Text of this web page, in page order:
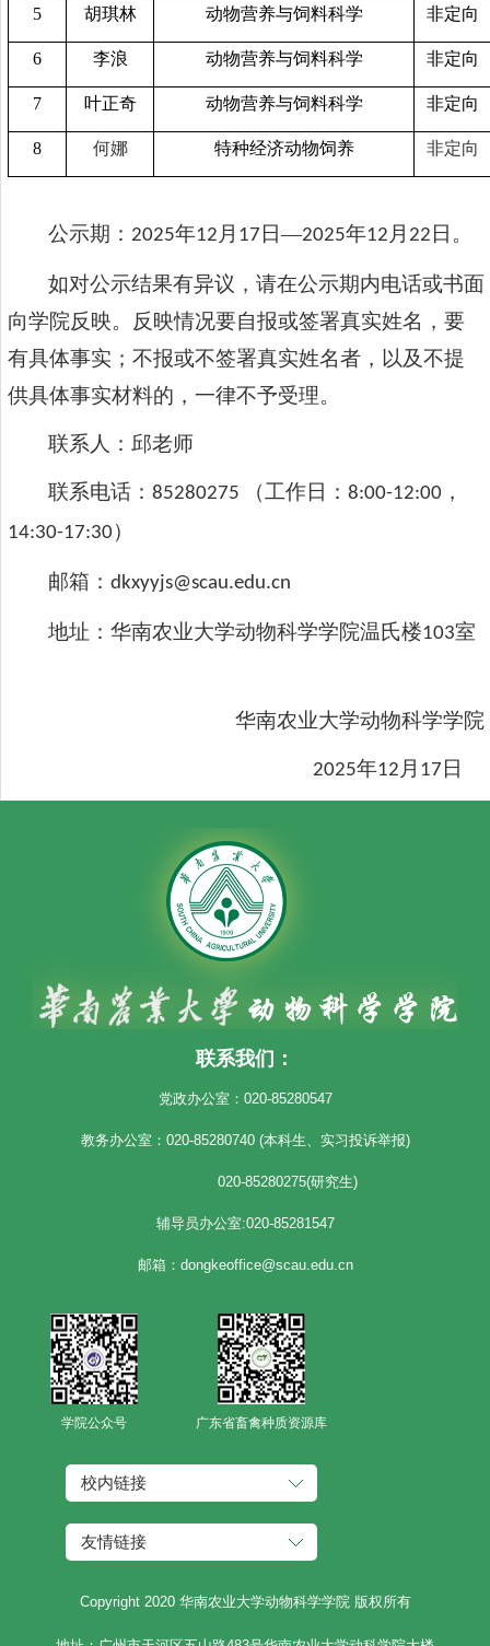
5 胡琪林 动物营养与饲料科学 非定向
6 李浪 动物营养与饲料科学 非定向
7 叶正奇 动物营养与饲料科学 非定向
8 何娜 特种经济动物饲养 非定向
公示期： 2025年12 月 17 日—2025年12 月 22 日。
如对公示结果有异议，请在公示期内电话或书面
向学院反映。反映情况要自报或签署真实姓名，要
有具体事实；不报或不签署真实姓名者，以及不提
供具体事实材料的，一律不予受理。
联系人：邱老师
联系电话： 85280275 （工作日： 8:00-12:00 ，
14:30-17:30 ）
邮箱： dkxyyjs@scau.edu.cn
地址：华南农业大学动物科学学院温氏楼103室
华南农业大学动物科学学院
2025年12 月 17 日
联系我们：
党政办公室：020-85280547
教务办公室：020-85280740 (本科生、实习投诉举报)
020-85280275(研究生)
辅导员办公室:020-85281547
邮箱：dongkeoffice@scau.edu.cn
学院公众号 广东省畜禽种质资源库
校内链接
友情链接
Copyright 2020 华南农业大学动物科学学院 版权所有